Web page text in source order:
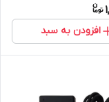
افزودن به سبد